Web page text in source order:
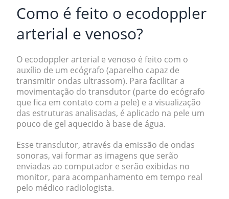
Como é feito o ecodoppler
arterial e venoso?
O ecodoppler arterial e venoso é feito com o
auxílio de um ecógrafo (aparelho capaz de
transmitir ondas ultrassom). Para facilitar a
movimentação do transdutor (parte do ecógrafo
que fica em contato com a pele) e a visualização
das estruturas analisadas, é aplicado na pele um
pouco de gel aquecido à base de água.
Esse transdutor, através da emissão de ondas
sonoras, vai formar as imagens que serão
enviadas ao computador e serão exibidas no
monitor, para acompanhamento em tempo real
pelo médico radiologista.